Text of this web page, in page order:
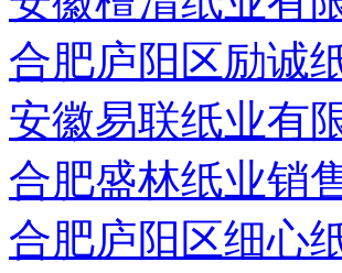
合肥庐阳区励诚
安徽易联纸业有
合肥盛林纸业销
合肥庐阳区细心